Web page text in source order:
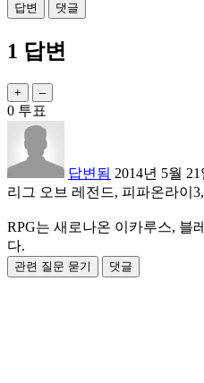
1 답변
0 투표
답변됨 2014년 5월 21
리그 오브 레전드, 피파온라이
RPG는 새로나온 이카루스, 블
다.